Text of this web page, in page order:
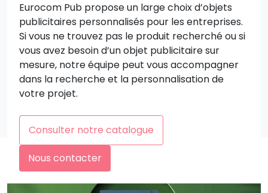
Eurocom Pub propose un large choix d’objets
publicitaires personnalisés pour les entreprises.
Si vous ne trouvez pas le produit recherché ou si
vous avez besoin d’un objet publicitaire sur
mesure, notre équipe peut vous accompagner
dans la recherche et la personnalisation de
votre projet.
Consulter notre catalogue
Nous contacter